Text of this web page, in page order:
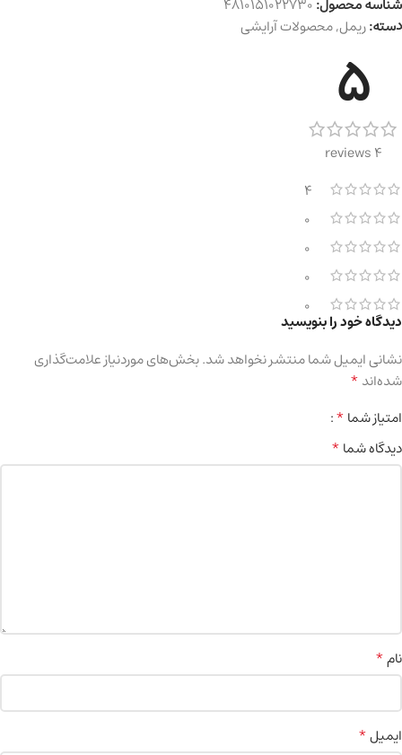
شناسه محصول:4810151022730
دسته:ریمل,محصولات آرایشی
5
4 reviews
4
0
0
0
0
دیدگاه خود را بنویسید
نشانی ایمیل شما منتشر نخواهد شد.بخش‌های موردنیاز علامت‌گذاری
شده‌اند*
امتیاز شما*
دیدگاه شما*
نام*
ایمیل*